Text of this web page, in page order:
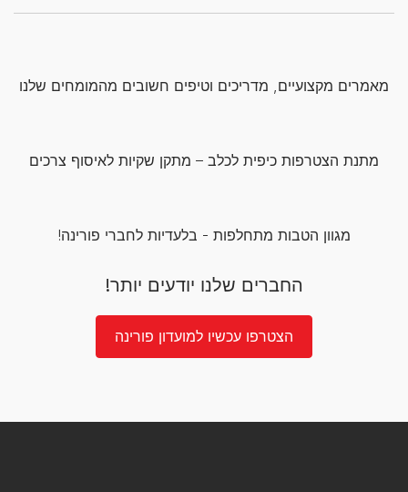
מאמרים מקצועיים, מדריכים וטיפים חשובים מהמומחים שלנו
מתנת הצטרפות כיפית לכלב – מתקן שקיות לאיסוף צרכים
מגוון הטבות מתחלפות - בלעדיות לחברי פורינה!
החברים שלנו יודעים יותר!
הצטרפו עכשיו למועדון פורינה